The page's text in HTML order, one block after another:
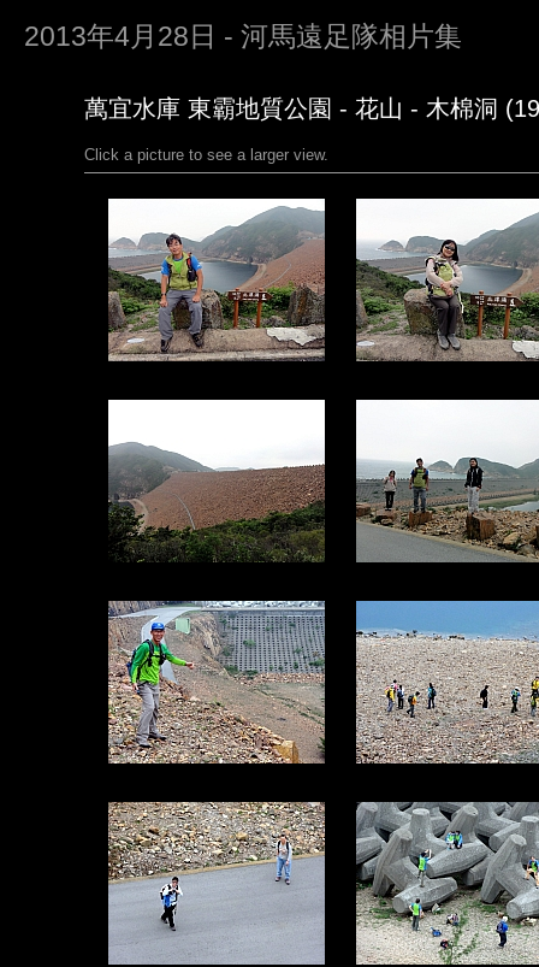
2013年4月28日 - 河馬遠足隊相片集
萬宜水庫 東霸地質公園 - 花山 - 木棉洞
Click a picture to see a larger view.